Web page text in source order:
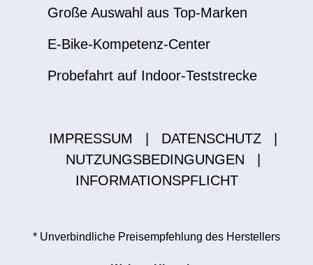
Große Auswahl aus Top-Marken
E-Bike-Kompetenz-Center
Probefahrt auf Indoor-Teststrecke
IMPRESSUM DATENSCHUTZ
NUTZUNGSBEDINGUNGEN
INFORMATIONSPFLICHT
* Unverbindliche Preisempfehlung des Herstellers